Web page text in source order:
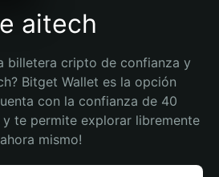
aitech
billetera cripto de confianza y
Bitget Wallet es la opción
con la confianza de 40
y te permite explorar libremente
mismo!